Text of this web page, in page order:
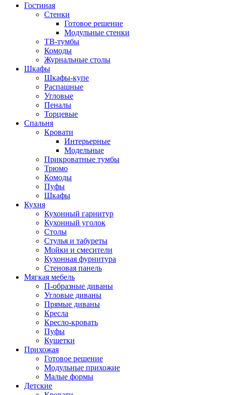
Гостиная
Стенки
Готовое решение
Модульные стенки
ТВ-тумбы
Комоды
Журнальные столы
Шкафы
Шкафы-купе
Распашные
Угловые
Пеналы
Торцевые
Спальня
Кровати
Интерьерные
Модельные
Прикроватные тумбы
Трюмо
Комоды
Пуфы
Шкафы
Кухня
Кухонный гарнитур
Кухонный уголок
Столы
Стулья и табуреты
Мойки и смесители
Кухонная фурнитура
Стеновая панель
Мягкая мебель
П-образные диваны
Угловые диваны
Прямые диваны
Кресла
Кресло-кровать
Пуфы
Кушетки
Прихожая
Готовое решение
Модульные прихожие
Малые формы
Детские